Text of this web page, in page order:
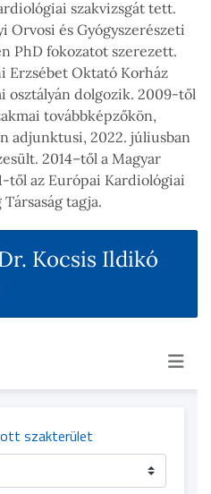
szakvizsgát tett.
Orvosi és Gyógyszerészeti
PhD fokozatot szerezett.
Erzsébet Oktató Korház
osztályán dolgozik. 2009-től
továbbképzőkön,
adjunktusi, 2022. júliusban
2014–től a Magyar
től az Európai Kardiológiai
tagja.
Kocsis Ildikó